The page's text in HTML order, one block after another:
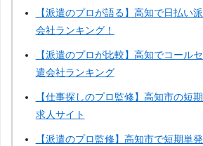
香川 愛媛 佐賀
熊本 大分 宮崎
【派遣のプロが語る】高知で日払い
会社ランキング！
【派遣のプロが比較】高知でコール
遣会社ランキング
【仕事探しのプロ監修】高知市の短
求人サイト
【派遣のプロ監修】高知市で短期単